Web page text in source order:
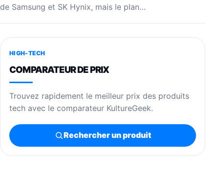
de Samsung et SK Hynix, mais le plan…
HIGH-TECH
COMPARATEUR DE PRIX
Trouvez rapidement le meilleur prix des produits
tech avec le comparateur KultureGeek.
Rechercher un produit